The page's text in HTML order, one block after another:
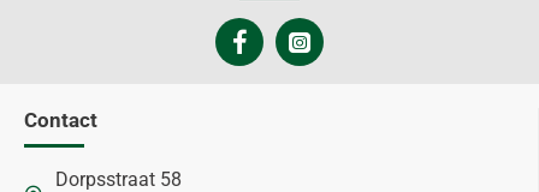
Contact
Dorpsstraat 58